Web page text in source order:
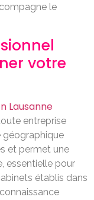
le
votre
Lausanne
entreprise
géographique
et permet une
essentielle pour
établis dans